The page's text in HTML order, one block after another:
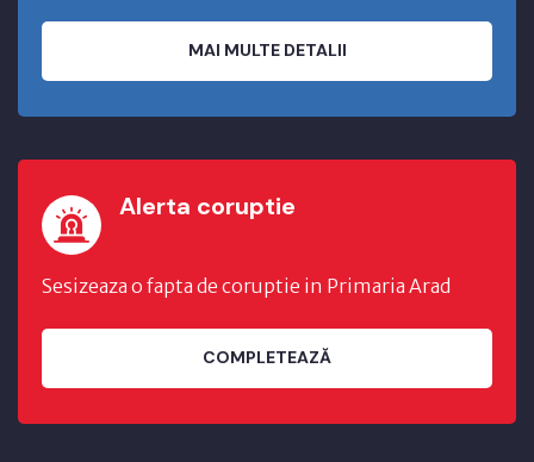
MAI MULTE DETALII
Alerta coruptie
Sesizeaza o fapta de coruptie in Primaria Arad
COMPLETEAZĂ